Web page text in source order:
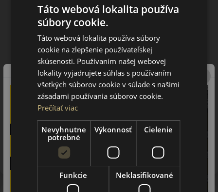
Upozornenie! Hodnoty na štítku sú len informatívneho
charakteru. Môžu byť dodané pneumatiky aj s EU štítkami v
zmysle doposiaľ platnej (predchádzajúcej) legislatívy.
Táto webová lokalita používa
súbory cookie.
Táto webová lokalita používa súbory
cookie na zlepšenie používateľskej
skúsenosti. Používaním našej webovej
lokality vyjadrujete súhlas s používaním
všetkých súborov cookie v súlade s našimi
zásadami používania súborov cookie.
Prečítať viac
Nevyhnutne
potrebné
Výkonnosť Cielenie
Funkcie Neklasifikované